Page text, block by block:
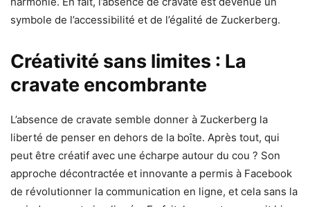
symbole de l’accessibilité et de l’égalité de Zuckerberg.
Créativité sans limites : La
cravate encombrante
L’absence de cravate semble donner à Zuckerberg la
liberté de penser en dehors de la boîte. Après tout, qui
peut être créatif avec une écharpe autour du cou ? Son
approche décontractée et innovante a permis à Facebook
de révolutionner la communication en ligne, et cela sans la